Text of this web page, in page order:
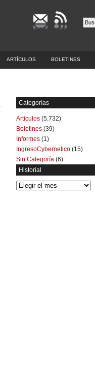
ARTÍCULOS BOLETINES
Categorías
Artículos (5.732)
Boletines (39)
Informes (1)
IngresoCybernetico (15)
Sin Categoría (6)
Historial
Historial